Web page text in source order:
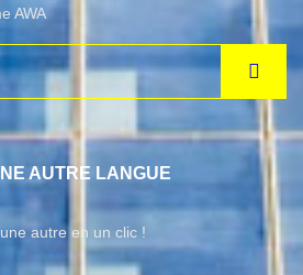
AWA
AUTRE LANGUE
autre en un clic !